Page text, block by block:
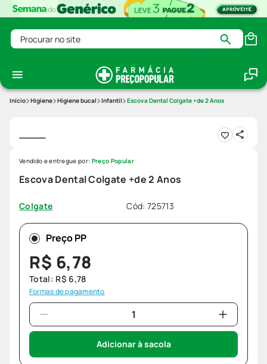
Procurar no site
Higiene Higiene bucal Infantil Escova Dental Colgate +de 2 Anos
Escova Dental Colgate +de 2 Anos
Colgate Cód: 725713
Vendido e entregue por: Preço Popular
Preço PP
R$ 6,78
Total: R$ 6,78
Formas de pagamento
Adicionar à sacola